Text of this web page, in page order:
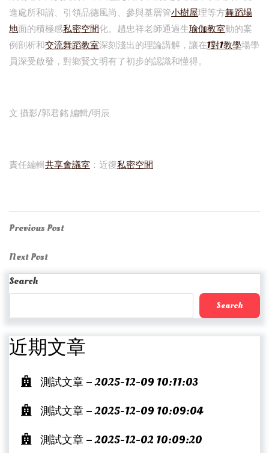
進處所和諧、引領品德風尚、參與基層管小樹屋理等方舞蹈場
地面的積極感私密空間化。趙忠祥老師通過生瑜伽教室動的案
例剖析和交流舞蹈教室深刻淺出的理論講解，讓在1對1教學場學
員深受啟發，對鄉賢文明有了初步的認識和懂得。
文 攝影/郭君銘 編輯/明辰
責任編輯共享會議室 ：近復私密空間
Post
navigation
Previous
Previous Post
Next
Post
Next Post
Search
Search
近期文章
測試文章 – 2025-12-09 10:11:03
測試文章 – 2025-12-09 10:09:04
測試文章 – 2025-12-02 10:09:20